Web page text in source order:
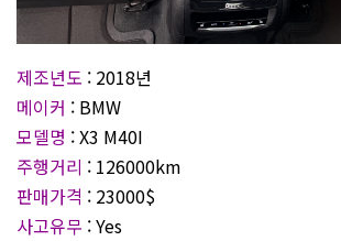
제조년도 : 2018년
메이커 : BMW
모델명 : X3 M40I
주행거리 : 126000km
판매가격 : 23000$
사고유무 : Yes